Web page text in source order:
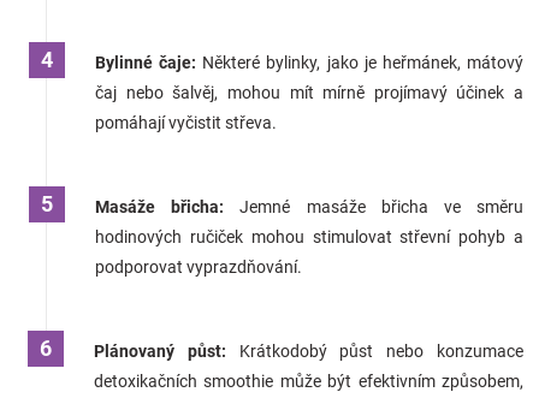
Bylinné čaje: Některé bylinky, jako je heřmánek, mátový
čaj nebo šalvěj, mohou mít mírně projímavý účinek a
pomáhají vyčistit střeva.
Masáže břicha: Jemné masáže břicha ve směru
hodinových ručiček mohou stimulovat střevní pohyb a
podporovat vyprazdňování.
Plánovaný půst: Krátkodobý půst nebo konzumace
detoxikačních smoothie může být efektivním způsobem,